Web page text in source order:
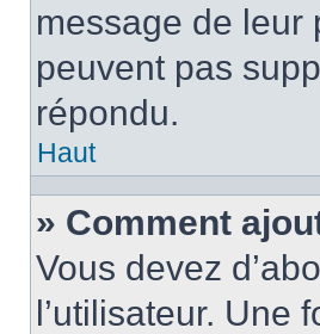
message de leur
peuvent pas
répondu.
Haut
» Comment
Vous devez
l’utilisateur. Une